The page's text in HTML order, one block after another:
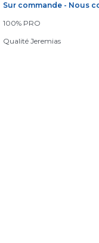
Sur commande - Nous
100% PRO
Qualité Jeremias